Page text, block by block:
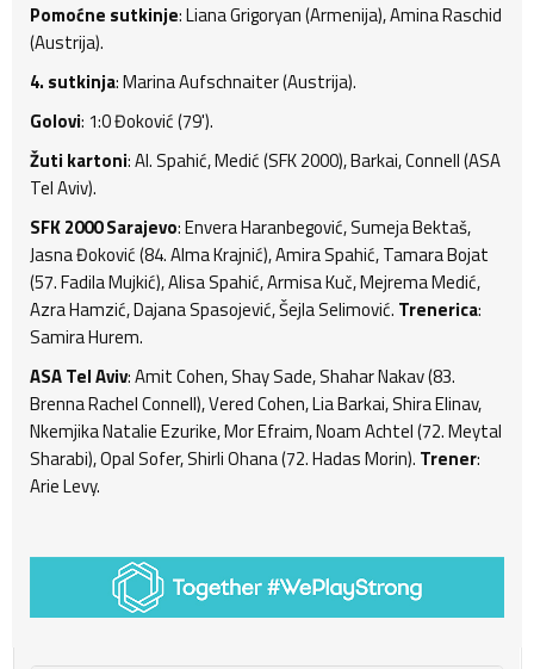
Pomoćne sutkinje: Liana Grigoryan (Armenija), Amina Raschid
(Austrija).
4. sutkinja: Marina Aufschnaiter (Austrija).
Golovi: 1:0 Đoković (79').
Žuti kartoni: Al. Spahić, Medić (SFK 2000), Barkai, Connell (ASA
Tel Aviv).
SFK 2000 Sarajevo: Envera Haranbegović, Sumeja Bektaš,
Jasna Đoković (84. Alma Krajnić), Amira Spahić, Tamara Bojat
(57. Fadila Mujkić), Alisa Spahić, Armisa Kuč, Mejrema Medić,
Azra Hamzić, Dajana Spasojević, Šejla Selimović. Trenerica:
Samira Hurem.
ASA Tel Aviv: Amit Cohen, Shay Sade, Shahar Nakav (83.
Brenna Rachel Connell), Vered Cohen, Lia Barkai, Shira Elinav,
Nkemjika Natalie Ezurike, Mor Efraim, Noam Achtel (72. Meytal
Sharabi), Opal Sofer, Shirli Ohana (72. Hadas Morin). Trener:
Arie Levy.